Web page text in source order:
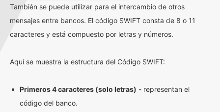
También se puede utilizar para el intercambio de otros
mensajes entre bancos. El código SWIFT consta de 8 o 11
caracteres y está compuesto por letras y números.
Aquí se muestra la estructura del Código SWIFT:
Primeros 4 caracteres (solo letras) - representan el
código del banco.